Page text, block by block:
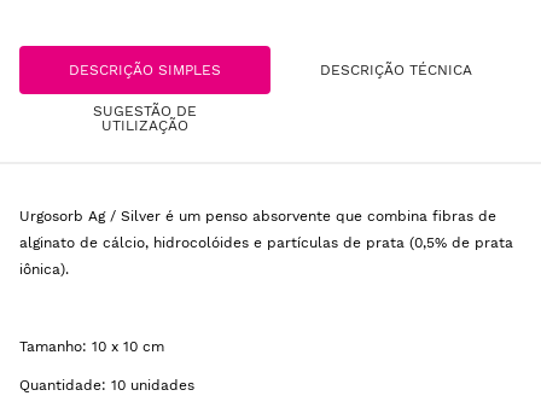
DESCRIÇÃO SIMPLES DESCRIÇÃO TÉCNICA
SUGESTÃO DE
UTILIZAÇÃO
Urgosorb Ag / Silver é um penso absorvente que combina fibras de
alginato de cálcio, hidrocolóides e partículas de prata (0,5% de prata
iônica).
Tamanho: 10 x 10 cm
Quantidade: 10 unidades